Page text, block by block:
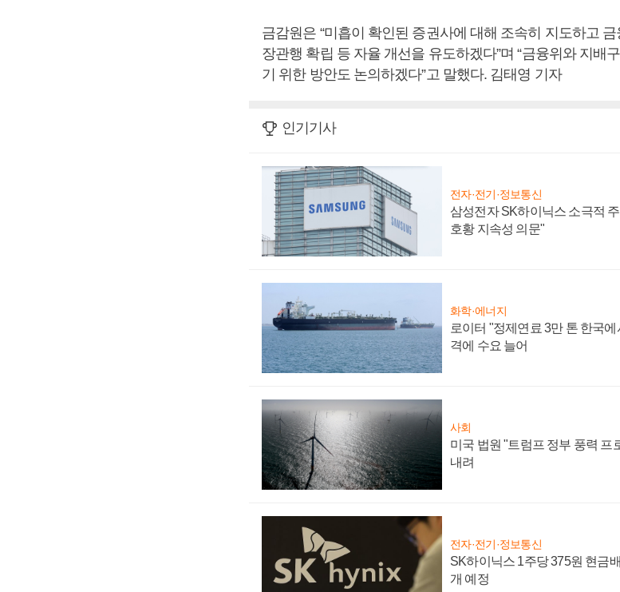
금감원은 “미흡이 확인된 증권사에 대해 조속히 지도하고
장관행 확립 등 자율 개선을 유도하겠다”며 “금융위와 지배
기 위한 방안도 논의하겠다”고 말했다. 김태영 기자
인기기사
전자·전기·정보통신
삼성전자 SK하이닉스 소극적
호황 지속성 의문"
화학·에너지
로이터 "정제연료 3만 톤 한국
격에 수요 늘어
사회
미국 법원 "트럼프 정부 풍력 프
내려
전자·전기·정보통신
SK하이닉스 1주당 375원 현금
개 예정